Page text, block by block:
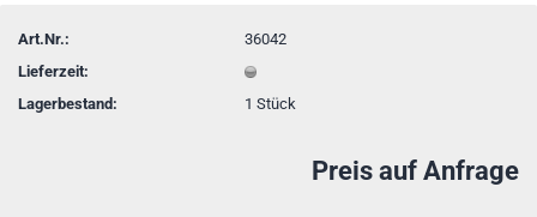
Art.Nr.:
36042
Lieferzeit:
Lagerbestand:
1Stück
Preis auf Anfrage